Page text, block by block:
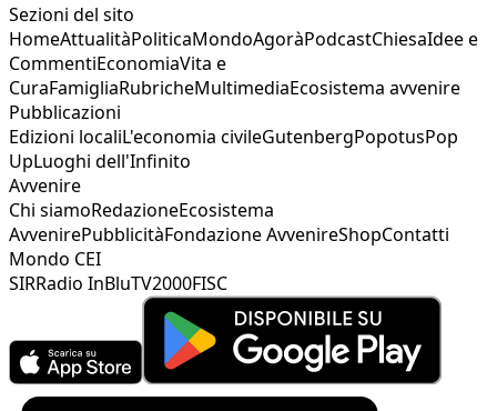
Sezioni del sito
HomeAttualitàPoliticaMondoAgoràPodcastChiesaIdee e
CommentiEconomiaVita e
CuraFamigliaRubricheMultimediaEcosistema avvenire
Pubblicazioni
Edizioni localiL'economia civileGutenbergPopotusPop
UpLuoghi dell'Infinito
Avvenire
Chi siamoRedazioneEcosistema
AvvenirePubblicitàFondazione AvvenireShopContatti
Mondo CEI
SIRRadio InBluTV2000FISC